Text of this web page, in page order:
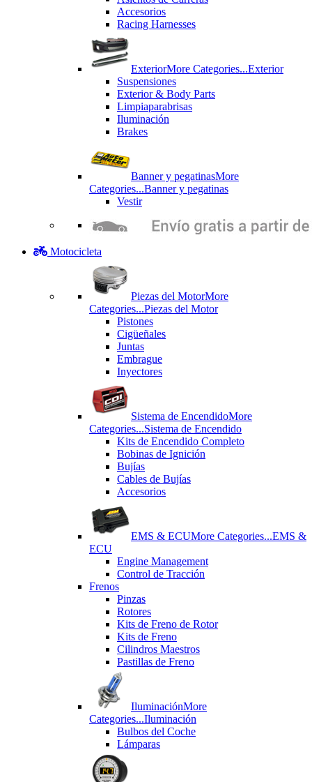
Accesorios
Racing Harnesses
ExteriorMore Categories...Exterior
Suspensiones
Exterior & Body Parts
Limpiaparabrisas
Iluminación
Brakes
Banner y pegatinasMore
Categories...Banner y pegatinas
Vestir
Motocicleta
Piezas del MotorMore
Categories...Piezas del Motor
Pistones
Cigüeñales
Juntas
Εmbrague
Inyectores
Sistema de EncendidoMore
Categories...Sistema de Encendido
Kits de Encendido Completo
Bobinas de Ignición
Bujías
Cables de Bujías
Accesorios
EMS & ECUMore Categories...EMS &
ECU
Engine Management
Control de Tracción
Frenos
Pinzas
Rotores
Kits de Freno de Rotor
Kits de Freno
Cilindros Maestros
Pastillas de Freno
IluminaciónMore
Categories...Iluminación
Bulbos del Coche
Lámparas